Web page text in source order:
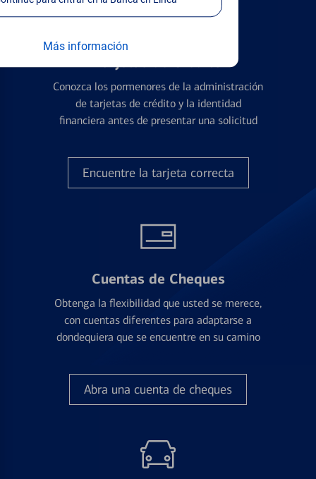
Más información
Tarjetas de Crédito
Conozca los pormenores de la administración
de tarjetas de crédito y la identidad
financiera antes de presentar una solicitud
Encuentre la tarjeta correcta
Cuentas de Cheques
Obtenga la flexibilidad que usted se merece,
con cuentas diferentes para adaptarse a
dondequiera que se encuentre en su camino
Abra una cuenta de cheques